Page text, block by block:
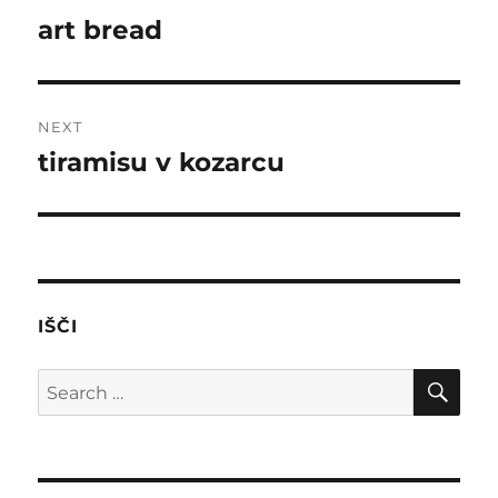
navigation
Previous
art bread
NEXT
Next
tiramisu v kozarcu
IŠČI
Search
for: